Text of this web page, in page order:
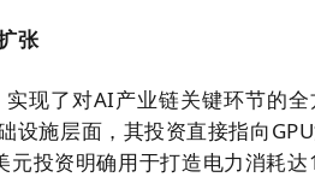
张
现了对AI产业链关键环节的
设施层面，其投资直接指向
投资明确用于打造电力消耗达